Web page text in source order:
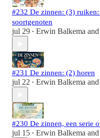
#232 De zinnen: (3)
soortgenoten
jul 29 • Erwin Balkema and
#231 De zinnen: (2) horen
jul 22 • Erwin Balkema and
#230 De zinnen, een serie
jul 15 • Erwin Balkema and